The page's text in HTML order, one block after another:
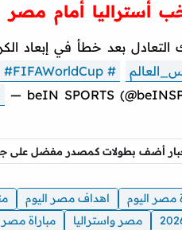
أستراليا أمام مصر
التعادل بعد خطأ في إبعاد
#beINWC26
#FIFAWorldCup
— beIN SPORTS
أضف بطولات كمصدر مفضل على
مصر اليوم اهداف مصر اليوم
مصر واستراليا مباراة مصر